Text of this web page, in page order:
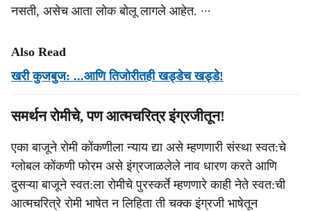
नसती, असेच आता लोक बोलू लागले आहेत. ∙∙∙
Also Read
खरी कुजबुज: ...आणि तिजोरीतही खड्डेच खड्डे!
समर्थन रोमीचे, पण आत्‍मचरित्र इंग्रजीतून!
एका बाजूने रोमी कोंकणीला न्‍याय द्या असे म्‍हणणारी संस्‍था स्‍वत:चे
ग्‍लोबल कोंकणी फोरम असे इंग्रजाळलेले नाव धारण करते आणि
दुसऱ्या बाजूने स्‍वत:ला रोमीचे पुरस्‍कर्ते म्‍हणणारे काही नेते स्‍वत:ची
आत्‍मचरित्रे रोमी भाषेत न लिहिता ती चक्‍क इंग्रजी भाषेतून